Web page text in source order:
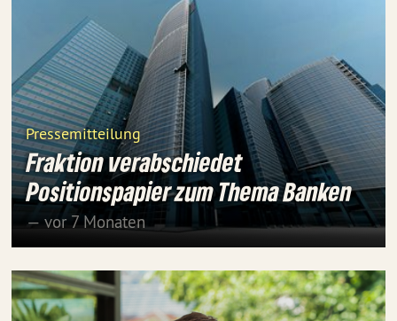
Pressemitteilung
Fraktion verabschiedet
Positionspapier zum Thema Banken
— vor 7 Monaten